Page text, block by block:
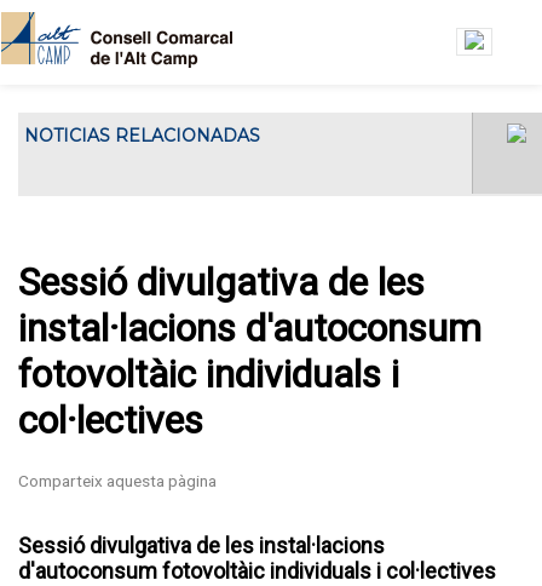
NOTICIAS RELACIONADAS
Comarcal
Servei de transport escolar
tarifat curs 2026-2027
A partir del dia 27 de juliol s'obrirà el...
Sessió divulgativa de les
instal·lacions d'autoconsum
fotovoltàic individuals i
col·lectives
Sessió divulgativa de les instal·lacions
d'autoconsum fotovoltàic individuals i col·lectives